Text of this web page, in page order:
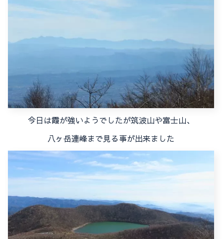
今日は霞が強いようでしたが筑波山や富士山、
八ヶ岳連峰まで見る事が出来ました